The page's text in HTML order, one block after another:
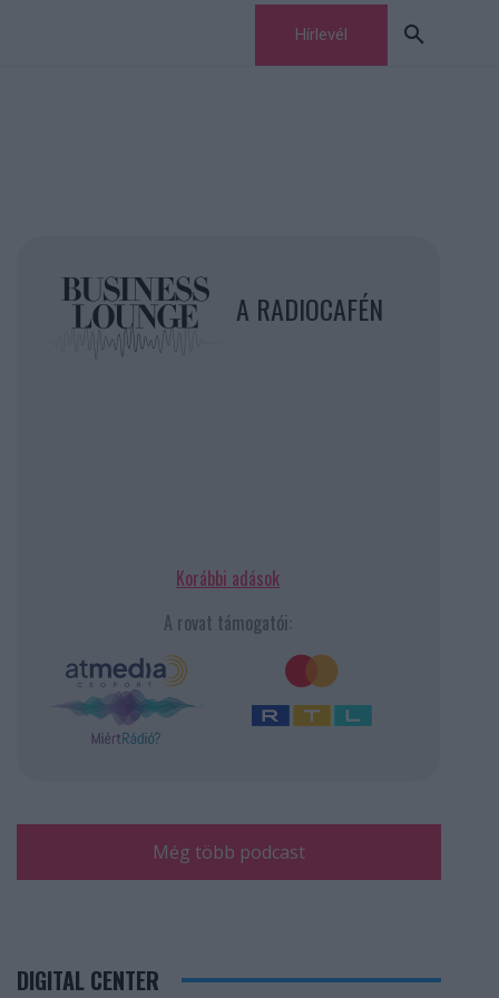
Hírlevél
A RADIOCAFÉN
Korábbi adások
A rovat támogatói:
Még több podcast
DIGITAL CENTER